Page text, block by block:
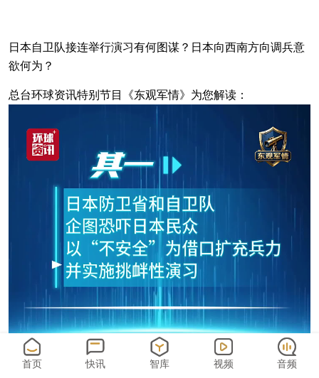
日本自卫队接连举行演习有何图谋？日本向西南方向调兵意
欲何为？
总台环球资讯特别节目《东观军情》为您解读：
首页 快讯 智库 视频 音频